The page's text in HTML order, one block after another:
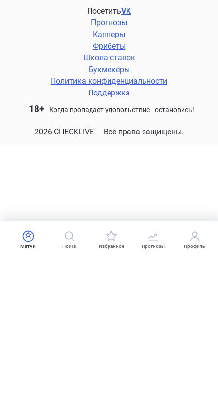
ПосетитьVK
Прогнозы
Капперы
Фрибеты
Школа ставок
Букмекеры
Политика конфиденциальности
Поддержка
18+ Когда пропадает удовольствие - остановись!
2026 CHECKLIVE — Все права защищены.
Матчи Поиск Избранное Прогнозы Профиль